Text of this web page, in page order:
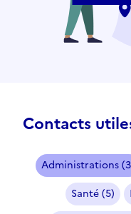
Contacts
Administrations
Santé (5)